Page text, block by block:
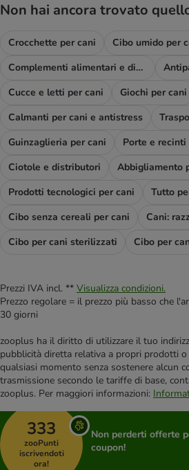
Non hai ancora trovato
Crocchette per cani Cibo umido per
Complementi alimentari e diete
Cucce e letti per cani
Giochi per cani
Calmanti per cani e antistress
Guinzaglieria per cani
Porte e recinti
Ciotole e distributori
Abbigliamento
Prodotti tecnologici per cani
Tutto
Cibo senza cereali per cani
Cani:
Cibo per cani sterilizzati
Cibo per
Prezzi IVA incl. ** Visualizza condizioni.
Prezzo regolare = il prezzo più basso che
30 giorni
zooplus ha il diritto di utilizzare il tuo
pubblicità diretta relativa a propri prodotti
qualsiasi momento senza sostenere alcun
trasmissione secondo le tariffe di base,
zooplus. Per maggiori informazioni:
333
zooPunti
iscrivendoti
ora!
Non perderti offerte
coupon!